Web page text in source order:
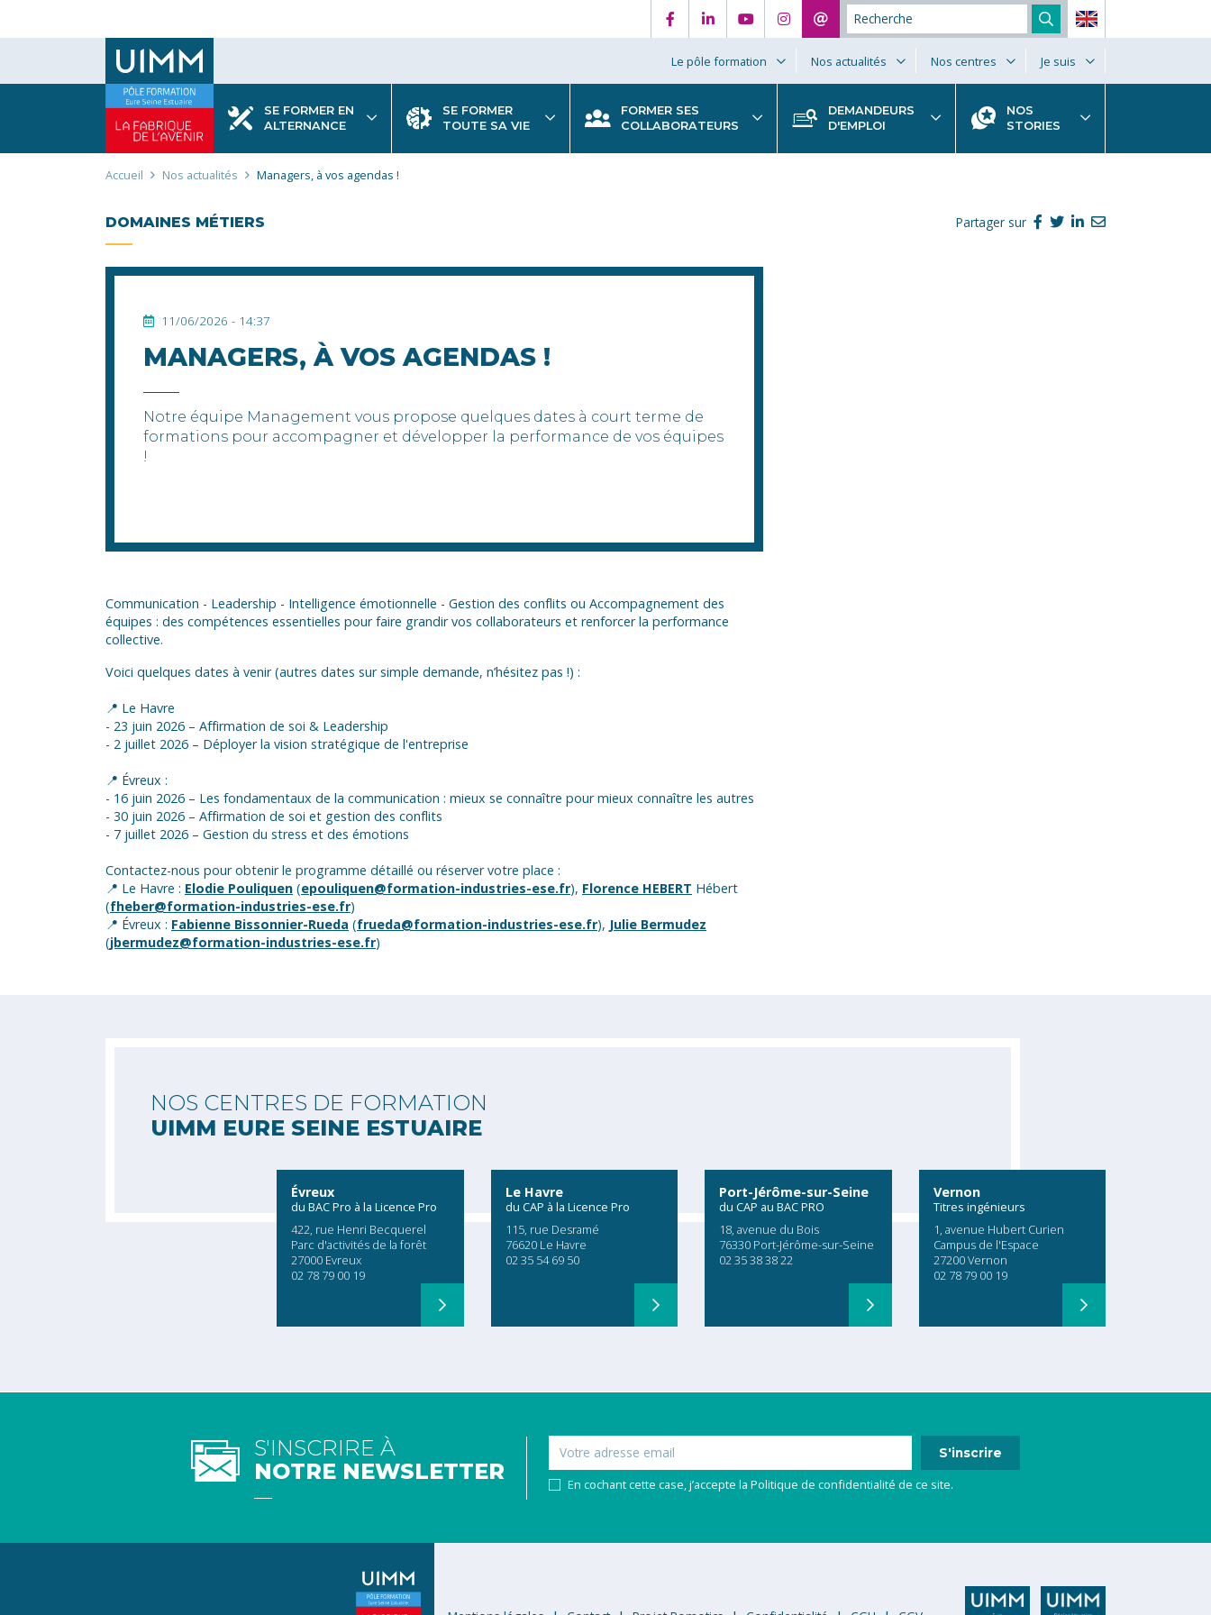
Le pôle formation Nos actualités Nos centres Je suis
SE FORMER EN
ALTERNANCE
SE FORMER
TOUTE SA VIE
FORMER SES
COLLABORATEURS
DEMANDEURS
D'EMPLOI
NOS
STORIES
Fil
Accueil Nos actualités Managers, à vos agendas !
DOMAINES MÉTIERS
11/06/2026 - 14:37
MANAGERS, À VOS AGENDAS !
Notre équipe Management vous propose quelques dates à court terme de
formations pour accompagner et développer la performance de vos équipes
!
Partager sur
Communication - Leadership - Intelligence émotionnelle - Gestion des conflits ou Accompagnement des
équipes : des compétences essentielles pour faire grandir vos collaborateurs et renforcer la performance
collective.
Voici quelques dates à venir (autres dates sur simple demande, n’hésitez pas !) :
📍 Le Havre
- 23 juin 2026 – Affirmation de soi & Leadership
- 2 juillet 2026 – Déployer la vision stratégique de l'entreprise
📍 Évreux :
- 16 juin 2026 – Les fondamentaux de la communication : mieux se connaître pour mieux connaître les autres
- 30 juin 2026 – Affirmation de soi et gestion des conflits
- 7 juillet 2026 – Gestion du stress et des émotions
Contactez-nous pour obtenir le programme détaillé ou réserver votre place :
📍 Le Havre : Elodie Pouliquen (epouliquen@formation-industries-ese.fr), Florence HEBERT Hébert
(fheber@formation-industries-ese.fr)
📍 Évreux : Fabienne Bissonnier-Rueda (frueda@formation-industries-ese.fr), Julie Bermudez
(jbermudez@formation-industries-ese.fr)
NOS CENTRES DE FORMATION
UIMM EURE SEINE ESTUAIRE
Évreux
du BAC Pro à la Licence Pro
422, rue Henri Becquerel
Parc d'activités de la forêt
27000 Evreux
02 78 79 00 19
Le Havre
du CAP à la Licence Pro
115, rue Desramé
76620 Le Havre
02 35 54 69 50
Port-Jérôme-sur-Seine
du CAP au BAC PRO
18, avenue du Bois
76330 Port-Jérôme-sur-Seine
02 35 38 38 22
Vernon
Titres ingénieurs
1, avenue Hubert Curien
Campus de l'Espace
27200 Vernon
02 78 79 00 19
S'INSCRIRE À
NOTRE NEWSLETTER
Email
En cochant cette case, j’accepte la Politique de confidentialité de ce site.